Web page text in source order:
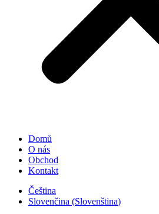
Domů
O nás
Obchod
Kontakt
Čeština
Slovenčina (Slovenština)